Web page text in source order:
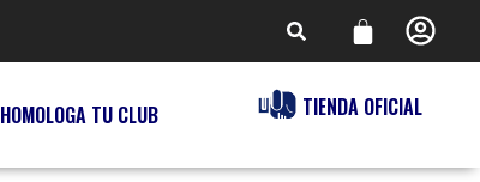
HOMOLOGA TU CLUB TIENDA OFICIAL